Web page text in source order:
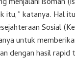
itu,” katanya. Hal
Sosial
untuk
dengan hasil rapid